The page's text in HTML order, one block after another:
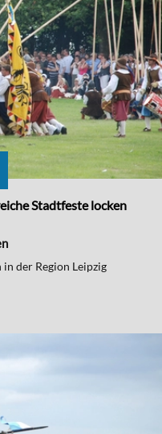
Stadtfeste locken
der Region Leipzig